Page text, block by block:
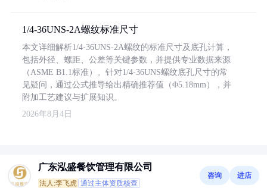
1/4-36UNS-2A螺纹标准尺寸
本文详细解析1/4-36UNS-2A螺纹的标准尺寸及底孔计算，
包括外径、螺距、公差等关键参数，并提供专业数据来源
（ASME B1.1标准）。针对1/4-36UNS螺纹底孔尺寸的常
见疑问，通过公式推导给出精确推荐值（Φ5.18mm），并
附加工艺建议与扩展知识。
2026年8月4日
广东泓盛餐饮管理有限公司
法人:李飞虎 通过主体资质核查
咨询 进店